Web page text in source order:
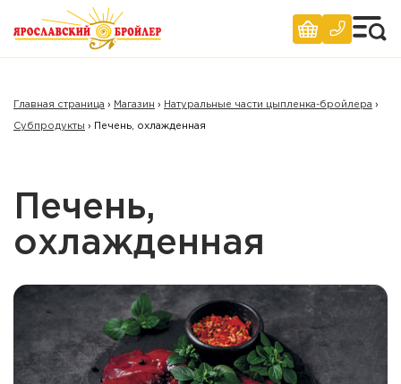
Главная страница › Магазин › Натуральные части цыпленка-бройлера ›
Субпродукты › Печень, охлажденная
Печень,
охлажденная